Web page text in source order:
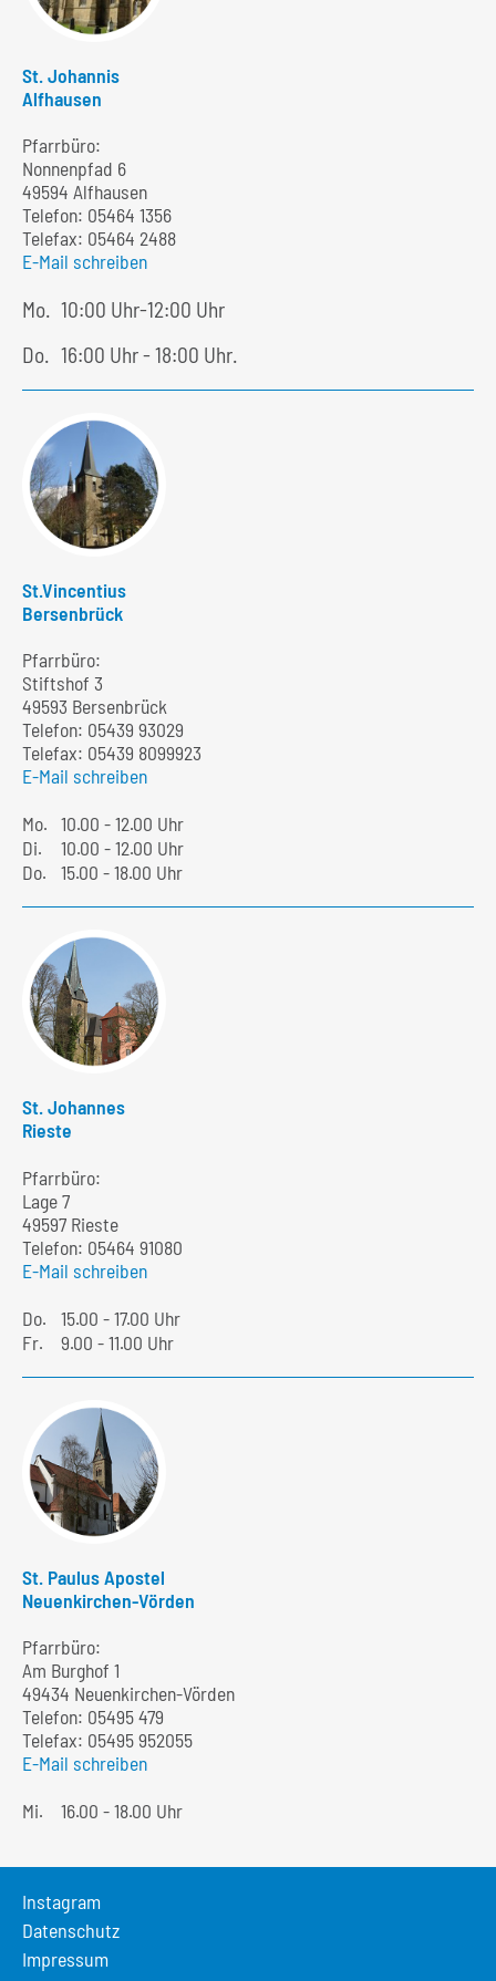
St. Johannis
Alfhausen
Pfarrbüro:
Nonnenpfad 6
49594 Alfhausen
Telefon: 05464 1356
Telefax: 05464 2488
E-Mail schreiben
Mo. 10:00 Uhr-12:00 Uhr
Do. 16:00 Uhr - 18:00 Uhr.
St.Vincentius
Bersenbrück
Pfarrbüro:
Stiftshof 3
49593 Bersenbrück
Telefon: 05439 93029
Telefax: 05439 8099923
E-Mail schreiben
Mo. 10.00 - 12.00 Uhr
Di.
10.00 - 12.00 Uhr
Do.
15.00 - 18.00 Uhr
St. Johannes
Rieste
Pfarrbüro:
Lage 7
49597 Rieste
Telefon: 05464 91080
E-Mail schreiben
Do.
15.00 - 17.00 Uhr
Fr.
9.00 - 11.00 Uhr
St. Paulus Apostel
Neuenkirchen-Vörden
Pfarrbüro:
Am Burghof 1
49434 Neuenkirchen-Vörden
Telefon: 05495 479
Telefax: 05495 952055
E-Mail schreiben
Mi.
16.00 - 18.00 Uhr
Instagram
Datenschutz
Impressum